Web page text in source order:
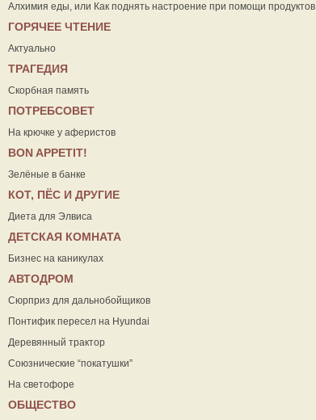
Алхимия еды, или Как поднять настроение при помощи продуктов
ГОРЯЧЕЕ ЧТЕНИЕ
Актуально
ТРАГЕДИЯ
Скорбная память
ПОТРЕБСОВЕТ
На крючке у аферистов
ВON APPETIT!
Зелёные в банке
КОТ, ПЁС И ДРУГИЕ
Диета для Элвиса
ДЕТСКАЯ КОМНАТА
Бизнес на каникулах
АВТОДРОМ
Сюрприз для дальнобойщиков
Понтифик пересел на Hyundai
Деревянный трактор
Союзнические “покатушки”
На светофоре
ОБЩЕСТВО